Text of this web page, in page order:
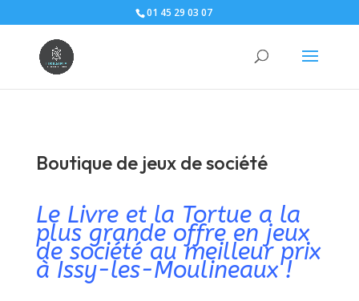
01 45 29 03 07
Boutique de jeux de société
Le Livre et la Tortue a la
plus grande offre en jeux
de société au meilleur prix
à Issy-les-Moulineaux !